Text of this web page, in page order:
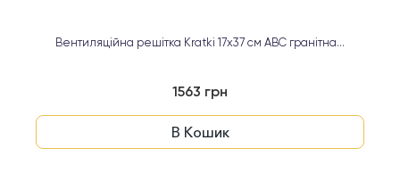
Вентиляційна решітка Kratki 17х37 см ABC гранітна...
1563 грн
В Кошик